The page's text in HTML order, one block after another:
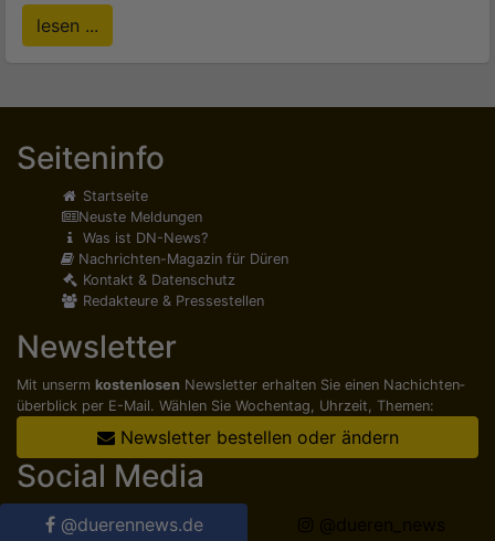
lesen ...
Seiteninfo
Startseite
Neuste Meldungen
Was ist DN-News?
Nachrichten-Magazin für Düren
Kontakt & Datenschutz
Redakteure & Pressestellen
Newsletter
Mit unserm kostenlosen Newsletter erhalten Sie einen Nachichten­
überblick per E-Mail. Wählen Sie Wochentag, Uhrzeit, Themen:
Newsletter bestellen oder ändern
Social Media
@duerennews.de